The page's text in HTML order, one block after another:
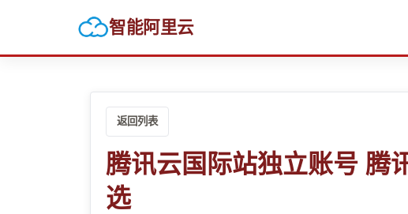
智能阿里云
返回列表
腾讯云国际站独立账号 腾
选